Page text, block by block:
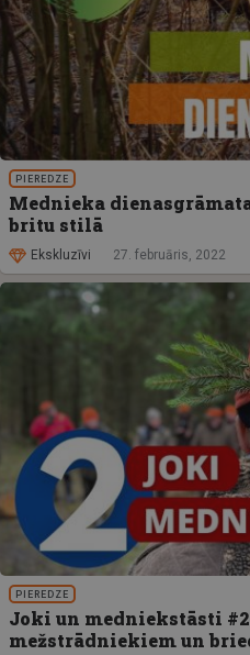
PIEREDZE
Mednieka
britu stilā
Ekskluzīvi 27. februāris, 2022
PIEREDZE
Joki un medniekstāsti
mežstrādniekiem un